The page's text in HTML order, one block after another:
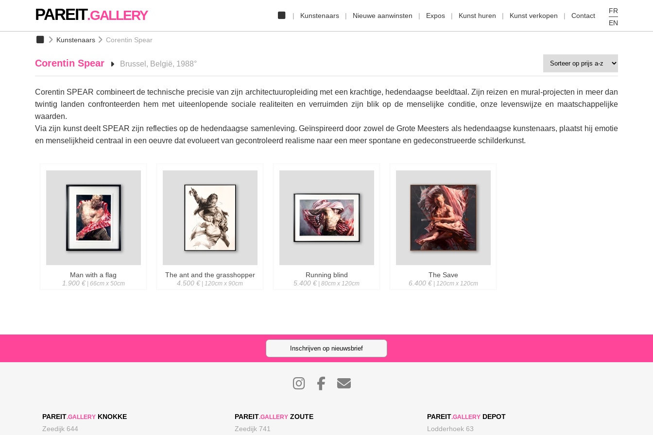
FR
EN
Kunstenaars Nieuwe aanwinsten Expos Kunst huren Kunst verkopen Contact
PAREIT.GALLERY
Kunstenaars Corentin Spear
Corentin Spear Brussel, België, 1988°
Corentin SPEAR combineert de technische precisie van zijn architectuuropleiding met een krachtige, hedendaagse beeldtaal. Zijn reizen en mural-projecten in meer dan
twintig landen confronteerden hem met uiteenlopende sociale realiteiten en verruimden zijn blik op de menselijke conditie, onze levenswijze en maatschappelijke
waarden.
Via zijn kunst deelt SPEAR zijn reflecties op de hedendaagse samenleving. Geïnspireerd door zowel de Grote Meesters als hedendaagse kunstenaars, plaatst hij emotie
en menselijkheid centraal in een oeuvre dat evolueert van gecontroleerd realisme naar een meer spontane en gedeconstrueerde schilderkunst.
Man with a flag
1.900 €| 66cm x 50cm
The ant and the grasshopper
4.500 € | 120cm x 90cm
Running blind
5.400 € | 80cm x 120cm
The Save
6.400 €| 120cm x 120cm
Inschrijven op nieuwsbrief
PAREIT.GALLERY KNOKKE
Zeedijk 644
PAREIT.GALLERY ZOUTE
Zeedijk 741
PAREIT.GALLERY DEPOT
Lodderhoek 63